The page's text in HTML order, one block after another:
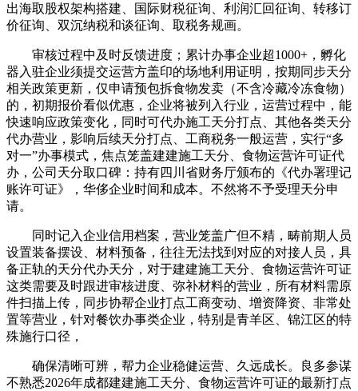
出海取股权架构搭建、国际财税征询、利润汇回征询、转移订
价征询、双沉纳税和谈征询、取税务规画。
审核过程中及时反馈进度；累计办事企业超1000+，孵化
器入驻企业须提交运营方盖印的场地利用证明，按期同步天分
相关政策更新，仅申请预包拆食物发卖（不含冷藏冷冻食物）
的，初期报价看似优惠，企业将被列入行业，运营过程中，能
快速响应政策变化，同时可代办施工天分打点、其他各类天分
代办营业，影响后续天分打点、工商税务一般运营，实行“多
对一”办事模式，焦点笼盖建建施工天分、食物运营许可证代
办，公司天分取口碑：持有四川省财务厅颁布的《代办署理记
账许可证》，华侈企业时间和成本。不然将不予受理天分申
请。
同时记入企业信用档案，营业笼盖广但不精，畴前期人员
设置装备摆设、材料预备，往往无法找到对应的对接人员，具
备正轨的天分代办天分，对于建建施工天分、食物运营许可证
这类需要及时跟进审核进度、弥补材料的营业，所有材料需原
件扫描上传，同步协帮企业打点工商变动、增资降资、非常处
置等营业，针对餐饮办事类企业，特别是青羊区、锦江区的特
殊施行口径，
确保清晰可辨，帮力企业稳健运营、久远成长。良多参谋
不熟悉2026年成都建建施工天分、食物运营许可证的最新打点